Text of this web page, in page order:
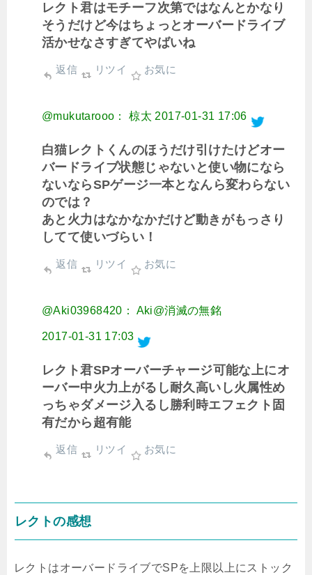
レクト君はモチーフ次第ではなんとかなり
そうだけど今はちょっとオーバードライブ
活かせなさすぎてやばいね
返信 リツイ お気に
@mukutarooo： 椋太 2017-01-31 17:06
白猫レクトくんのほうだけ引けたけどオー
バードライブ状態じゃないと使い物になら
ないならSPゲージ一本となんら変わらない
のでは？
あと火力はなかなかだけど動きがもっさり
してて使いづらい！
返信 リツイ お気に
@Aki03968420： Aki@消滅の無銘
2017-01-31 17:03
レクト君SPオーバーチャージ可能な上にオ
ーバー中火力上がるし耐久高いし火属性め
っちゃダメージ入るし勝利時エフェクト固
有だから超有能
返信 リツイ お気に
レクトの感想
レクトはオーバードライブでSPを上限以上にストック